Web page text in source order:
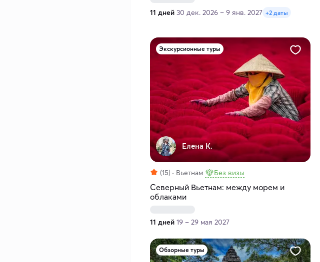
11 дней 30 дек. 2026 – 9 янв. 2027 +2 даты
Экскурсионные туры
Елена К.
(15) Вьетнам Без визы
Северный Вьетнам: между морем и
облаками
11 дней 19 – 29 мая 2027
Обзорные туры